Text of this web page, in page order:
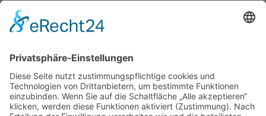
Presseakkreditierung
Florian Kühl
E-Mail: florian.kuehl@evlka.de
Newsletter